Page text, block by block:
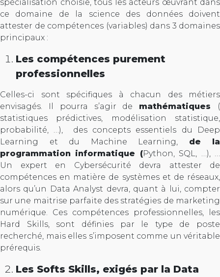
spécialisation choisie, tous les acteurs œuvrant dans
ce domaine de la science des données doivent
attester de compétences (variables) dans 3 domaines
principaux :
Les compétences purement
professionnelles
Celles-ci sont spécifiques à chacun des métiers
envisagés. Il pourra s’agir de mathématiques
(
statistiques prédictives, modélisation statistique,
probabilité, …), des concepts essentiels du Deep
Learning et du Machine Learning, de la
programmation informatique (Python, SQL, …), …
Un expert en Cybersécurité devra attester de
compétences en matière de systèmes et de réseaux,
alors qu’un Data Analyst devra, quant à lui, compter
sur une maitrise parfaite des stratégies de marketing
numérique. Ces compétences professionnelles, les
Hard Skills, sont définies par le type de poste
recherché, mais elles s’imposent comme un véritable
prérequis.
Les Softs Skills, exigés par la Data